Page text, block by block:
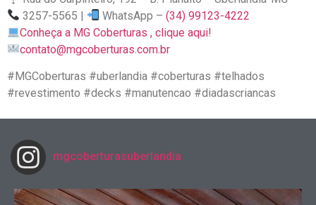
3257-5565 |
WhatsApp –(34) 99123-4222
Conheça a MG Coberturas , clique aqui!
contato@mgcoberturas.com.br
#MGCoberturas #uberlandia #coberturas #telhados
#revestimento #decks #manutencao #diadascriancas
mgcoberturasuberlandia